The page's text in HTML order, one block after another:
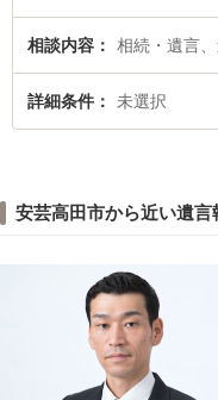
相談内容 相続・遺言
詳細条件 未選択
安芸高田市から近い遺